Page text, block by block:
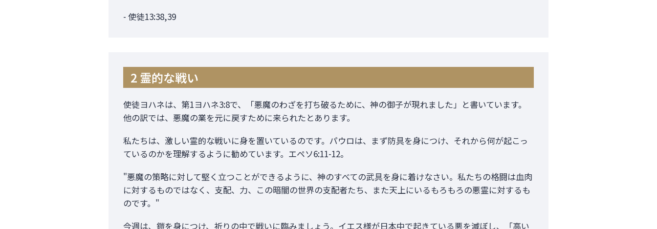
- 使徒13:38,39
2 霊的な戦い
使徒ヨハネは、第1ヨハネ3:8で、「悪魔のわざを打ち破るために、神の御子が現れました」と書いています。
他の訳では、悪魔の業を元に戻すために来られたとあります。
私たちは、激しい霊的な戦いに身を置いているのです。パウロは、まず防具を身につけ、それから何が起こっ
ているのかを理解するように勧めています。エペソ6:11-12。
"悪魔の策略に対して堅く立つことができるように、神のすべての武具を身に着けなさい。私たちの格闘は血肉
に対するものではなく、支配、力、この暗闇の世界の支配者たち、また天上にいるもろもろの悪霊に対するも
のです。"
今週は、鎧を身につけ、祈りの中で戦いに臨みましょう。イエス様が日本中で起きている悪を滅ぼし、「高い